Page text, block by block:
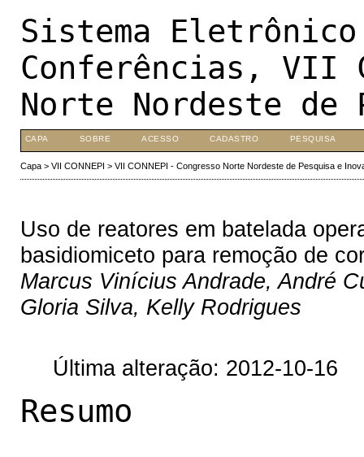
Sistema
Conferências, VII
Norte Nordeste de
CAPA SOBRE ACESSO CADASTRO PESQUISA
Capa> VII CONNEPI > VII CONNEPI - Congresso Norte Nordeste de Pesquisa e
Uso de reatores em batelada
basidiomiceto para remoção de
Marcus Vinícius Andrade, André
Gloria Silva, Kelly Rodrigues
Última alteração: 2012-10-16
Resumo